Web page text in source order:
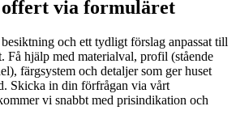
via formuläret
och ett tydligt förslag anpassat till
Få hjälp med materialval, profil (stående
färgsystem och detaljer som ger huset
Skicka in din förfrågan via vårt
vi snabbt med prisindikation och